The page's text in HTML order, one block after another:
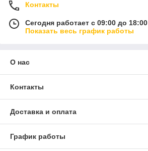
Контакты
Сегодня работает с 09:00 до 18:00
Показать весь график работы
О нас
Контакты
Доставка и оплата
График работы